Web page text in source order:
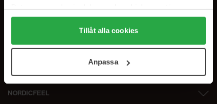
Genom att trycka på "Tillåt alla cookies" accepterar du
alla cookies, medan du under "Detaljer" kan anpassa
användningen av cookies. Du kan när som helst återkalla
samt vår Integritetspolicy.
Tillåt alla cookies
Anpassa
NORDICFEEL